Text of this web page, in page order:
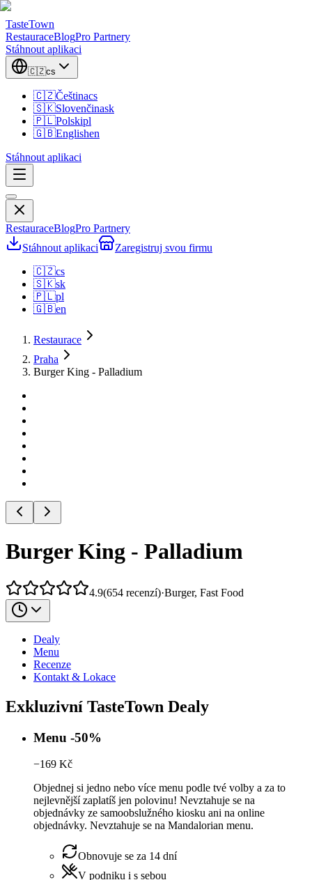
TasteTown
RestauraceBlogPro Partnery
Stáhnout aplikaci
🇨🇿cs
🇨🇿Češtinacs
🇸🇰Slovenčinask
🇵🇱Polskipl
🇬🇧Englishen
Stáhnout aplikaci
RestauraceBlogPro Partnery
Stáhnout aplikaci
Zaregistruj svou firmu
🇨🇿cs
🇸🇰sk
🇵🇱pl
🇬🇧en
Restaurace
Praha
Burger King - Palladium
Burger King - Palladium
4.9(654 recenzí)·Burger, Fast Food
Dealy
Menu
Recenze
Kontakt & Lokace
Exkluzivní TasteTown Dealy
Menu -50%
−169 Kč
Objednej si jedno nebo více menu podle tvé volby a za to
nejlevnější zaplatíš jen polovinu! Nevztahuje se na
objednávky ze samoobslužného kiosku ani na online
objednávky. Nevztahuje se na Mandalorian menu.
Obnovuje se za 14 dní
V podniku i s sebou